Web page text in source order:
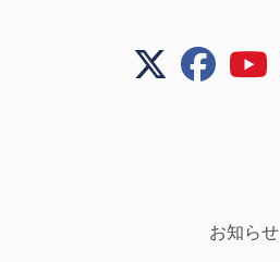
お知らせ